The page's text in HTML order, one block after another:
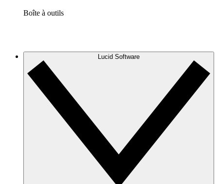
Boîte à outils
Lucid Software